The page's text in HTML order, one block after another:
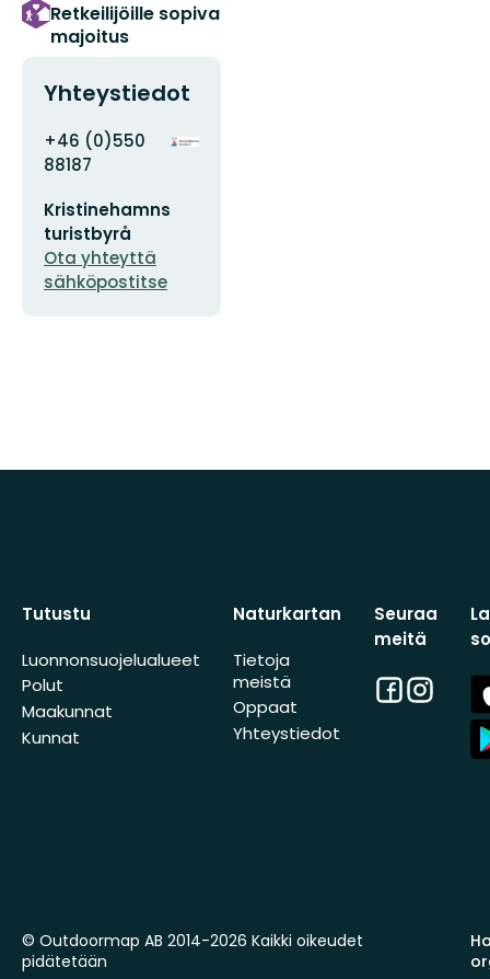
Retkeilijöille sopiva
majoitus
Yhteystiedot
Osoite
+46 (0)550
88187
Kristinehamns
turistbyrå
Ota yhteyttä
sähköpostitse
Organisaation
Tutustu
Luonnonsuojelualueet
Polut
Maakunnat
Kunnat
Naturkartan
Tietoja
meistä
Oppaat
Yhteystiedot
Seuraa
meitä
Facebook
© Outdoormap AB 2014-2026 Kaikki oikeudet
pidätetään